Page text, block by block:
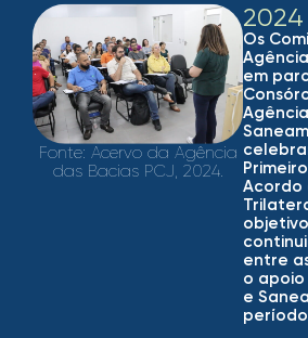
Fonte: Acervo da Agência
das Bacias PCJ, 2024.
Os
em
Acordo
entre
o apoio
e